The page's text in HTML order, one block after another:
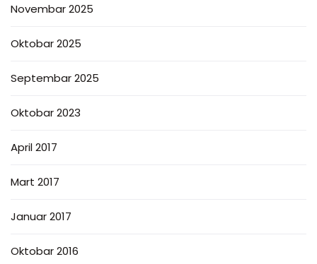
Novembar 2025
Oktobar 2025
Septembar 2025
Oktobar 2023
April 2017
Mart 2017
Januar 2017
Oktobar 2016